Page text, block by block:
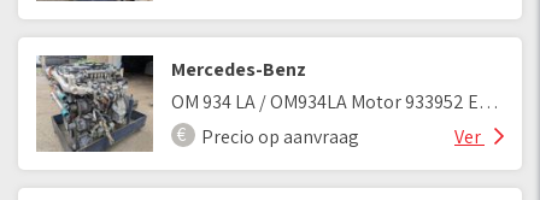
Mercedes-Benz
OM 934 LA / OM934LA Motor 933952 Euro 6
Precio op aanvraag
Ver